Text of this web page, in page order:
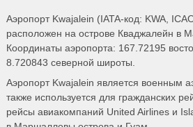
Аэропорт Kwajalein (IATA-код: KWA,
расположен на острове Кваджалейн в
Координаты аэропорта: 167.72195
8.720843 северной широты.
Аэропорт Kwajalein является военным
также используется для гражданских
рейсы авиакомпаний United Airlines и